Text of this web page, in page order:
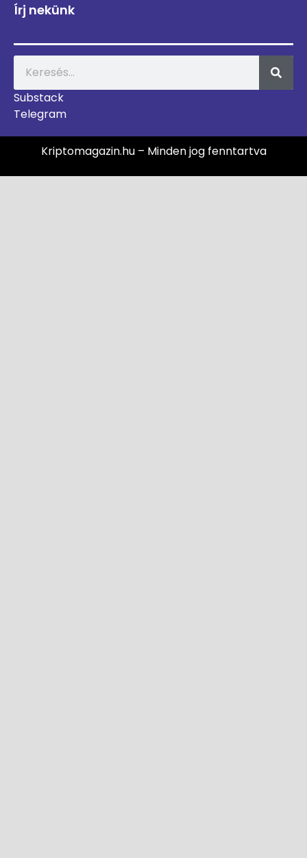
Írj nekünk
Substack
Telegram
Kriptomagazin.hu – Minden jog fenntartva